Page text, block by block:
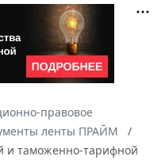
правовое
ленты ПРАЙМ
и таможенно-тарифной